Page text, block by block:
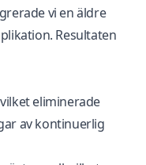
vi en äldre
Resultaten
eliminerade
av kontinuerlig